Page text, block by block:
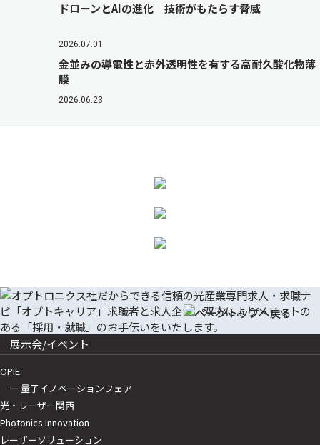
ドローンとAIの進化 技術がもたらす脅威
2026.07.01
金並みの導電性と赤外透明性を有する高耐久酸化物薄
膜
2026.06.23
展示会/イベント
OPIE
ー 量子イノベーションフェア
光・レーザー関西
Photonics Innovation
レーザーソリューション